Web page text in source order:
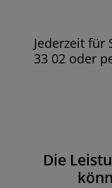
Jederzeit für
33 02 oder
Die